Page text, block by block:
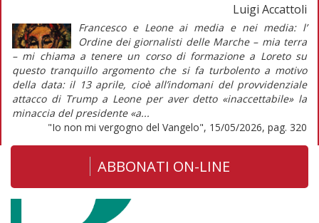
Luigi Accattoli
Francesco e Leone ai media e nei media: l’
Ordine dei giornalisti delle Marche – mia terra
– mi chiama a tenere un corso di formazione a Loreto su
questo tranquillo argomento che si fa turbolento a motivo
della data: il 13 aprile, cioè all’indomani del provvidenziale
attacco di Trump a Leone per aver detto «inaccettabile» la
minaccia del presidente «a...
"Io non mi vergogno del Vangelo", 15/05/2026, pag. 320
ABBONATI ON-LINE